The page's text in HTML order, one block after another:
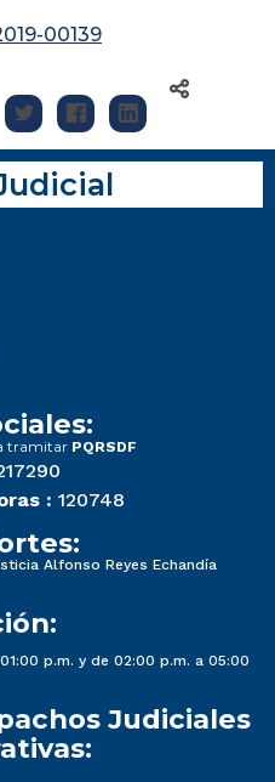
00139
tramitar PQRSDF
: 120748
Alfonso Reyes Echandía
p.m. y de 02:00 p.m. a 05:00
Judiciales